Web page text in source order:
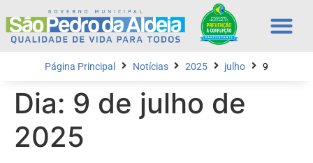
Página Principal Notícias 2025 julho 9
Dia: 9 de julho de
2025